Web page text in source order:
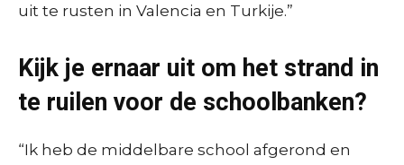
uit te rusten in Valencia en Turkije.”
Kijk je ernaar uit om het strand in
te ruilen voor de schoolbanken?
“Ik heb de middelbare school afgerond en